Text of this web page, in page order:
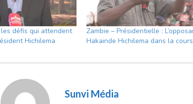
les défis qui attendent
Hichilema
Zambie – Présidentielle :
Hakainde Hichilema dans la
Sunvi Média